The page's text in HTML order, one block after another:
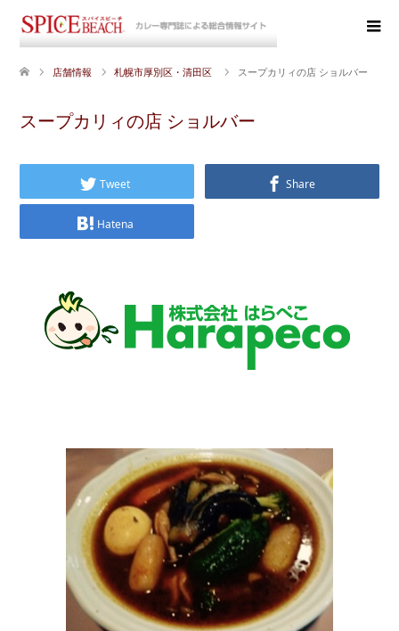
店舗情報 札幌市厚別区・清田区 スープカリィの店 ショルバー
スープカリィの店 ショルバー
Tweet Share
Hatena